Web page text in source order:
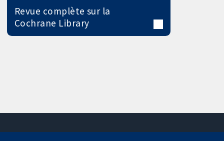
Revue complète sur la
Cochrane Library